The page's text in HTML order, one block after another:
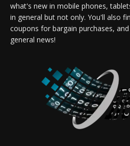
what's new in mobile phones,
in general but not only. You'll also
coupons for bargain purchases,
general news!